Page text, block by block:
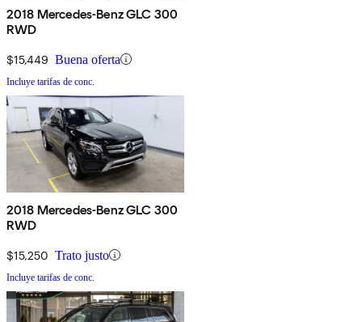
2018 Mercedes-Benz GLC 300
RWD
$15,449 Buena oferta
Incluye tarifas de conc.
2018 Mercedes-Benz GLC 300
RWD
$15,250 Trato justo
Incluye tarifas de conc.